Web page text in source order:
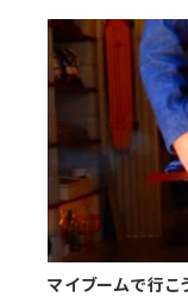
マイブームで行こ